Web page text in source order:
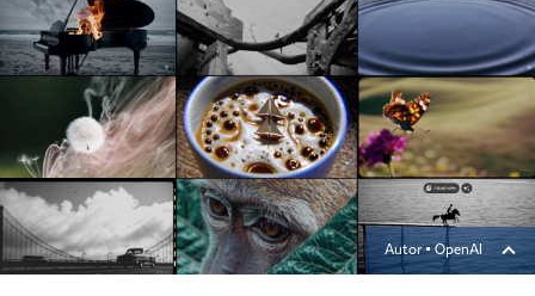
Autor ▪OpenAI